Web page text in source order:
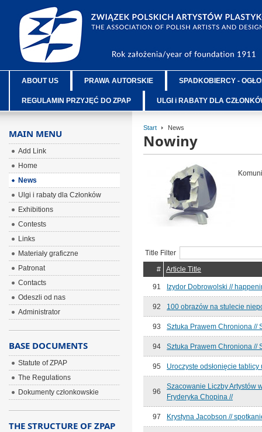
ABOUT US PRAWA AUTORSKIE SPADKOBIERCY -
REGULAMIN PRZYJĘĆ DO ZPAP ULGI i RABATY DLA
Start News
Nowiny
Title Filter
#
Article Title
91 Izydor Dobrowolski //
92 100 obrazów na stulecie
93 Sztuka Prawem Chroniona //
94 Sztuka Prawem Chroniona //
95 Uroczyste odsłonięcie
96
Szacowanie Liczby Artystów
Fryderyka Chopina //
97 Krystyna Jacobson //
MAIN MENU
Add Link
Home
News
Ulgi i rabaty dla Członków
Exhibitions
Contests
Links
Materiały graficzne
Patronat
Contacts
Odeszli od nas
Administrator
BASE DOCUMENTS
Statute of ZPAP
The Regulations
Dokumenty członkowskie
THE STRUCTURE OF ZPAP